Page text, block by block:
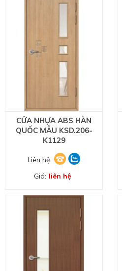
CỬA NHỰA ABS HÀN
QUỐC MẪU KSD.206-
K1129
Liên hệ:
Giá: liên hệ